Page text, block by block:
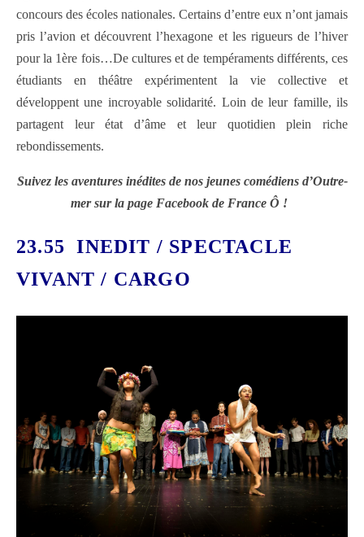
concours des écoles nationales. Certains d’entre eux n’ont jamais
pris l’avion et découvrent l’hexagone et les rigueurs de l’hiver
pour la 1ère fois…De cultures et de tempéraments différents, ces
étudiants en théâtre expérimentent la vie collective et
développent une incroyable solidarité. Loin de leur famille, ils
partagent leur état d’âme et leur quotidien plein riche
rebondissements.
Suivez les aventures inédites de nos jeunes comédiens d’Outre-
mer sur la page Facebook de France Ô !
23.55 INEDIT / SPECTACLE
VIVANT / CARGO